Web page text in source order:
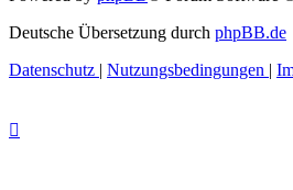
Deutsche Übersetzung durch phpBB.de
Datenschutz | Nutzungsbedingungen |